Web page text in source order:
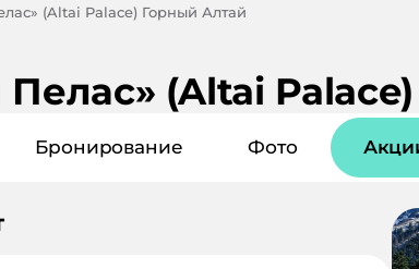
(Altai Palace) Горный Алтай
(Altai
Бронирование Фото